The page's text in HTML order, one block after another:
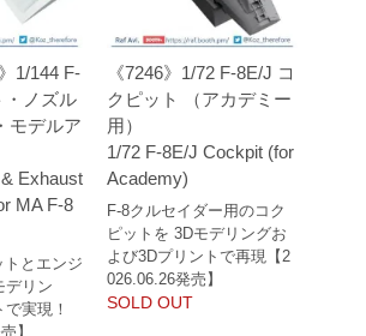
1/144 F-
・ノズル
モデルア
Exhaust
MA F-8
トとエンジ
デリン
実現！
】
《7246》1/72 F-8E/J コ
クピット （アカデミー
用）
1/72 F-8E/J Cockpit (for
Academy)
F-8クルセイダー用のコク
ピットを 3Dモデリングお
よび3Dプリントで再現【2
026.06.26発売】
SOLD OUT